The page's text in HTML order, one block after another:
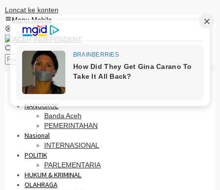
Loncat ke konten
Menu Mobile
HOME
PRO OTONOMI
NANGGROE
Banda Aceh
PEMERINTAHAN
Nasional
INTERNASIONAL
POLITIK
PARLEMENTARIA
HUKUM & KRIMINAL
OLAHRAGA